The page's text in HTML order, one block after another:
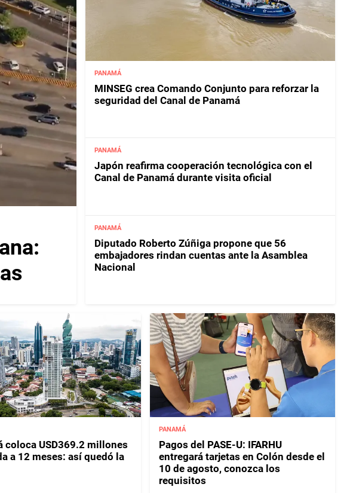
PANAMÁ
MINSEG crea Comando Conjunto para reforzar la
seguridad del Canal de Panamá
PANAMÁ
Japón reafirma cooperación tecnológica con el
Canal de Panamá durante visita oficial
PANAMÁ
Diputado Roberto Zúñiga propone que 56
embajadores rindan cuentas ante la Asamblea
Nacional
coloca USD369.2 millones
a 12 meses: así quedó la
PANAMÁ
Pagos del PASE-U: IFARHU
entregará tarjetas en Colón desde el
10 de agosto, conozca los
requisitos